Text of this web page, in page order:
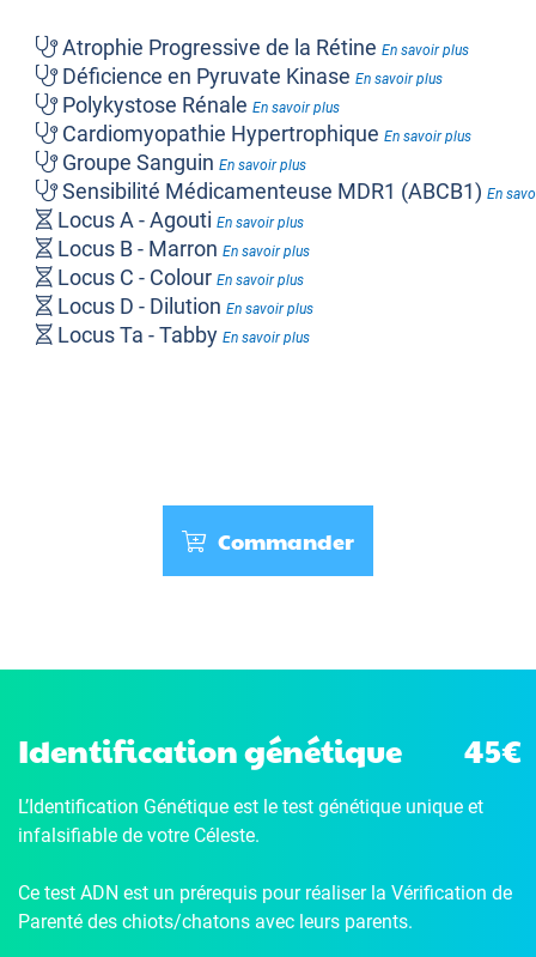
Atrophie Progressive de la Rétine En savoir plus
Déficience en Pyruvate Kinase En savoir plus
Polykystose Rénale En savoir plus
Cardiomyopathie Hypertrophique En savoir plus
Groupe Sanguin En savoir plus
Sensibilité Médicamenteuse MDR1 (ABCB1) En
Locus A - Agouti En savoir plus
Locus B - Marron En savoir plus
Locus C - Colour En savoir plus
Locus D - Dilution En savoir plus
Locus Ta - Tabby En savoir plus
Commander
Identification génétique 45€
L’Identification Génétique est le test génétique unique et
infalsifiable de votre Céleste.
Ce test ADN est un prérequis pour réaliser la Vérification de
Parenté des chiots/chatons avec leurs parents.